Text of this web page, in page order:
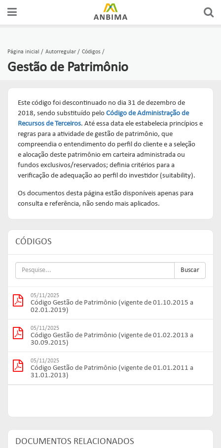
Página inicial Autorregular Códigos
Gestão de Patrimônio
Este código foi descontinuado no dia 31 de dezembro de
2018, sendo substituído pelo Código de Administração de
Recursos de Terceiros. Até essa data ele estabelecia princípios e
regras para a atividade de gestão de patrimônio, que
compreendia o entendimento do perfil do cliente e a seleção
e alocação deste patrimônio em carteira administrada ou
fundos exclusivos/reservados; definia critérios para a
verificação de adequação ao perfil do investidor (suitability).
Os documentos desta página estão disponíveis apenas para
consulta e referência, não sendo mais aplicados.
CÓDIGOS
Buscar
05/11/2025
Código Gestão de Patrimônio (vigente de 01.10.2015 a
02.01.2019)
05/11/2025
Código Gestão de Patrimônio (vigente de 01.02.2013 a
30.09.2015)
05/11/2025
Código Gestão de Patrimônio (vigente de 01.01.2011 a
31.01.2013)
DOCUMENTOS RELACIONADOS